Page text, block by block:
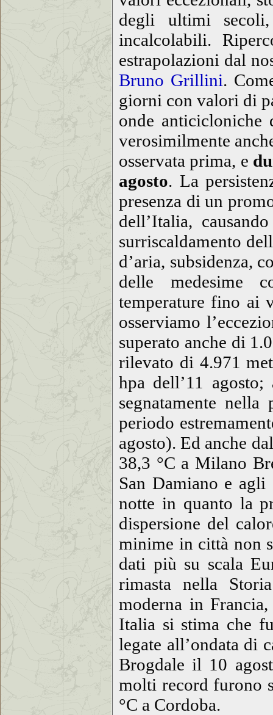
degli ultimi
incalcolabili.
estrapolazioni dal
Bruno Grillini.
giorni con valori di
onde anticicloniche
verosimilmente
osservata prima, e
agosto. La
presenza di un
dell’Italia,
surriscaldamento
d’aria, subsidenza,
delle medesime
temperature fino ai
osserviamo
superato anche di
rilevato di 4.971
hpa dell’11 agosto;
segnatamente
periodo
agosto). Ed anche
38,3 °C a Milano
San Damiano e agli
notte in quanto la
dispersione del
minime in città non
dati più su scala
rimasta nella
moderna in
Italia si stima che
legate all’ondata di
Brogdale il 10
molti record furono
°C a Cordoba.